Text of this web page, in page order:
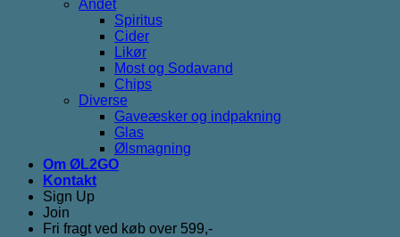
Andet
Spiritus
Cider
Likør
Most og Sodavand
Chips
Diverse
Gaveæsker og indpakning
Glas
Ølsmagning
Om ØL2GO
Kontakt
Sign Up
Join
Fri fragt ved køb over 599,-